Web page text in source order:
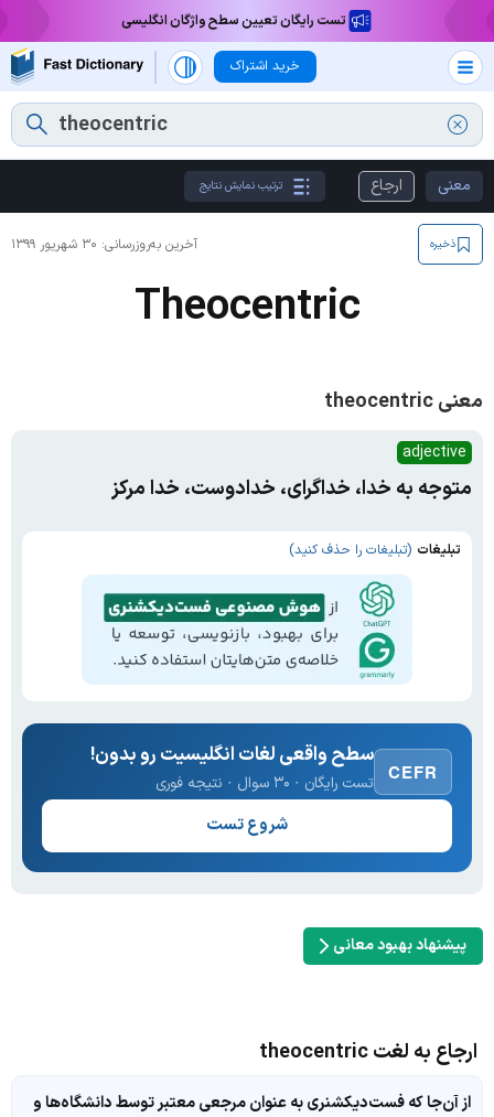
تست رایگان تعیین سطح واژگان انگلیسی
خرید اشتراک
معنی ارجاع ترتیب نمایش نتایج
آخرین به‌روزرسانی: ۳۰ شهریور ۱۳۹۹ ذخیره
Theocentric
معنی theocentric
adjective
متوجه به خدا، خداگرای، خدادوست، خدا مرکز
تبلیغات (تبلیغات را حذف کنید)
CEFR
سطح واقعی لغات انگلیسیت رو بدون!
تست رایگان · ۳۰ سوال · نتیجه فوری
شروع تست
پیشنهاد بهبود معانی
ارجاع به لغت theocentric
از آن‌جا که فست‌دیکشنری به عنوان مرجعی معتبر توسط دانشگاه‌ها و